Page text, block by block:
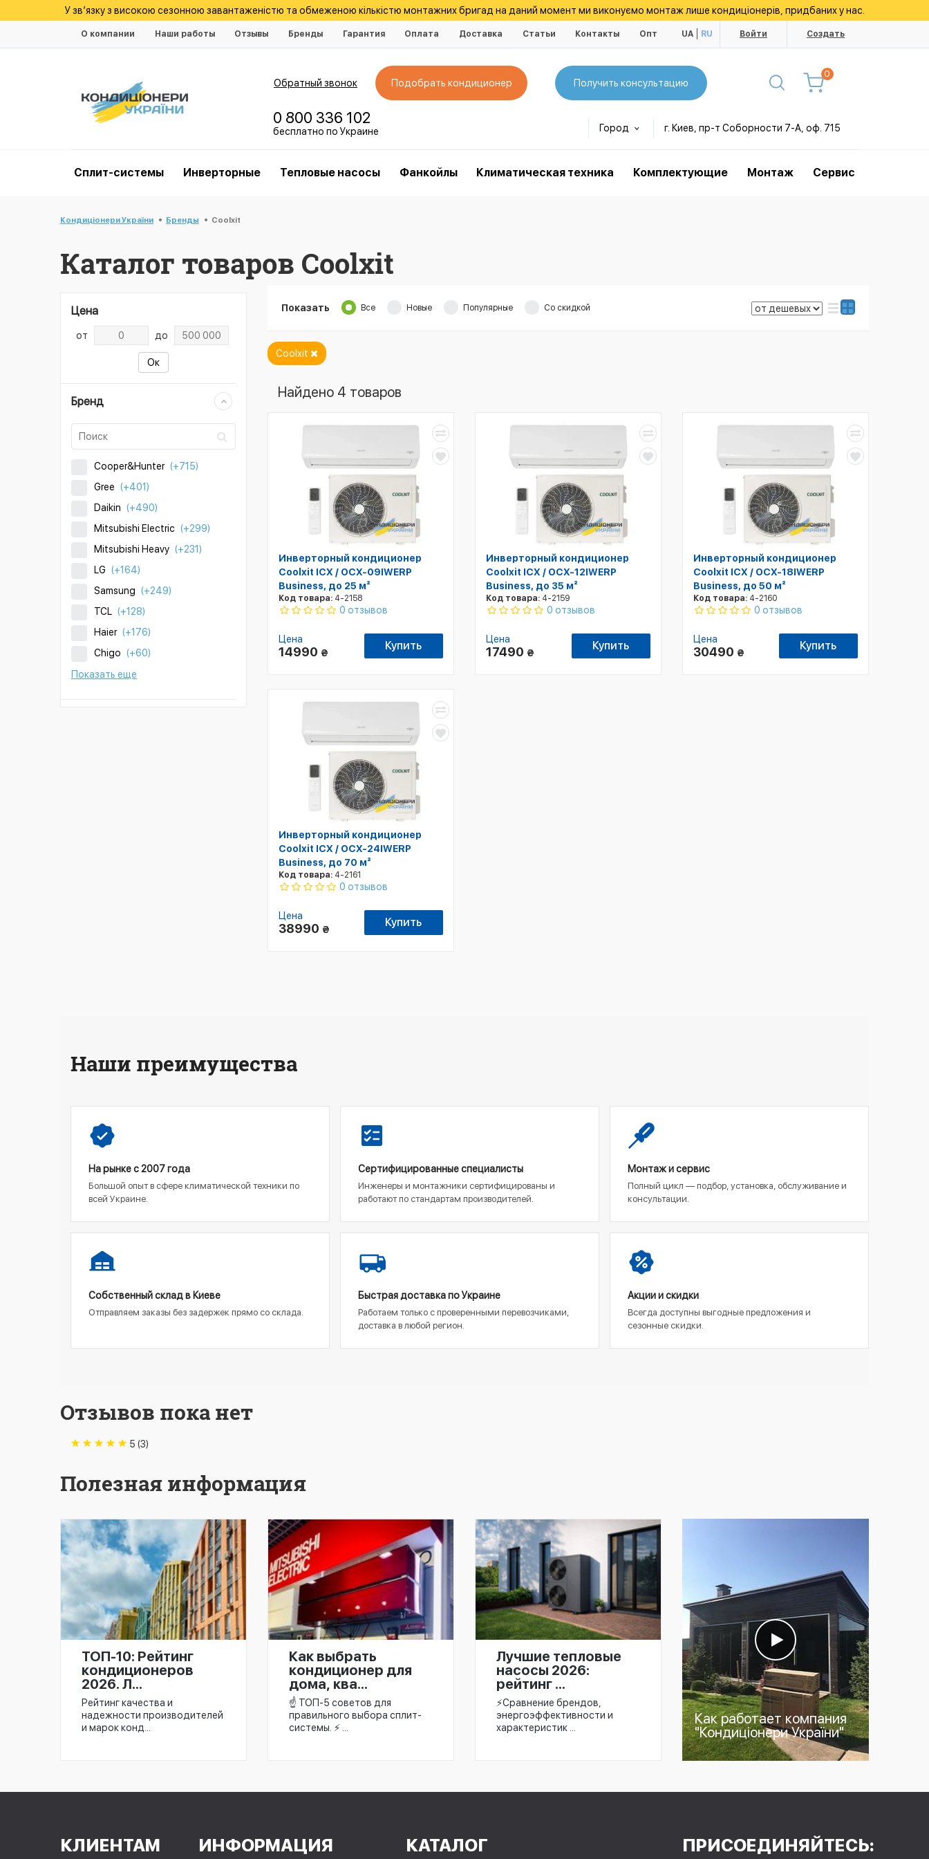
У зв’язку з високою сезонною завантаженістю та обмеженою кількістю монтажних бригад на даний момент ми виконуємо монтаж лише кондиціонерів, придбаних у нас.
О компании Наши работы Отзывы Бренды Гарантия Оплата Доставка Статьи Контакты Опт UA RU Войти Создать
Обратный звонок Подобрать кондиционер Получить консультацию
0
0 800 336 102
бесплатно по Украине Город г. Киев, пр-т Соборности 7-А, оф. 715
Cплит-системы Инверторные Тепловые насосы Фанкойлы Климатическая техника Комплектующие Монтаж Сервис
Кондиціонери України Бренды Coolxit
Каталог товаров Coolxit
Цена
от до
Ок
Бренд
Cooper&Hunter (+715)
Gree (+401)
Daikin (+490)
Mitsubishi Electric (+299)
Mitsubishi Heavy (+231)
LG (+164)
Samsung (+249)
TCL (+128)
Haier (+176)
Chigo (+60)
Показать еще
Показать Все Новые Популярные Со скидкой
Coolxit
Найдено 4 товаров
Инверторный кондиционер
Coolxit ICX / OCX-09IWERP
Business, до 25 м²
Код товара: 4-2158
0 отзывов
Цена
14990 ₴
Купить
Инверторный кондиционер
Coolxit ICX / OCX-12IWERP
Business, до 35 м²
Код товара:4-2159
0 отзывов
Цена
17490 ₴
Купить
Инверторный кондиционер
Coolxit ICX / OCX-18IWERP
Business, до 50 м²
Код товара:4-2160
0 отзывов
Цена
30490 ₴
Купить
Инверторный кондиционер
Coolxit ICX / OCX-24IWERP
Business, до 70 м²
Код товара: 4-2161
0 отзывов
Цена
38990 ₴
Купить
Наши преимущества
На рынке с 2007 года
Большой опыт в сфере климатической техники по
всей Украине.
Сертифицированные специалисты
Инженеры и монтажники сертифицированы и
работают по стандартам производителей.
Монтаж и сервис
Полный цикл — подбор, установка, обслуживание и
консультации.
Собственный склад в Киеве
Отправляем заказы без задержек прямо со склада.
Быстрая доставка по Украине
Работаем только с проверенными перевозчиками,
доставка в любой регион.
Акции и скидки
Всегда доступны выгодные предложения и
сезонные скидки.
Отзывов пока нет
5 (3)
Полезная информация
ТОП-10: Рейтинг
кондиционеров
2026. Л...
Рейтинг качества и
надежности производителей
и марок конд...
Как выбрать
кондиционер для
дома, ква...
☝️ ТОП-5 советов для
правильного выбора сплит-
системы. ⚡ ...
Лучшие тепловые
насосы 2026:
рейтинг ...
⚡️Сравнение брендов,
энергоэффективности и
характеристик ...
Как работает компания
"Кондиціонери України"
КЛИЕНТАМ ИНФОРМАЦИЯ КАТАЛОГ ПРИСОЕДИНЯЙТЕСЬ: